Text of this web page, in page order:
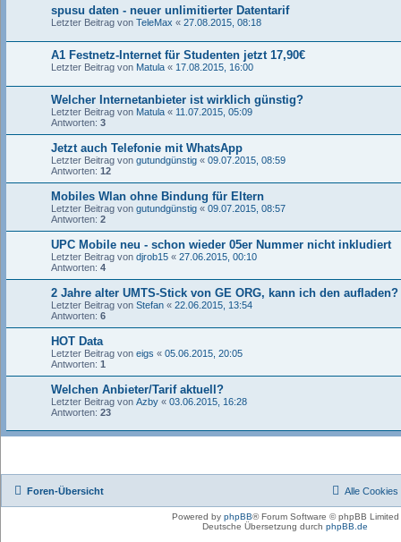
spusu daten - neuer unlimitierter Datentarif
Letzter Beitrag von TeleMax « 27.08.2015, 08:18
A1 Festnetz-Internet für Studenten jetzt 17,90€
Letzter Beitrag von Matula « 17.08.2015, 16:00
Welcher Internetanbieter ist wirklich günstig?
Letzter Beitrag von Matula « 11.07.2015, 05:09
Antworten: 3
Jetzt auch Telefonie mit WhatsApp
Letzter Beitrag von gutundgünstig « 09.07.2015, 08:59
Antworten: 12
Mobiles Wlan ohne Bindung für Eltern
Letzter Beitrag von gutundgünstig « 09.07.2015, 08:57
Antworten: 2
UPC Mobile neu - schon wieder 05er Nummer nicht inkludiert
Letzter Beitrag von djrob15 « 27.06.2015, 00:10
Antworten: 4
2 Jahre alter UMTS-Stick von GE ORG, kann ich den aufladen?
Letzter Beitrag von Stefan « 22.06.2015, 13:54
Antworten: 6
HOT Data
Letzter Beitrag von eigs « 05.06.2015, 20:05
Antworten: 1
Welchen Anbieter/Tarif aktuell?
Letzter Beitrag von Azby « 03.06.2015, 16:28
Antworten: 23
Foren-Übersicht Alle Cookies
Powered by phpBB® Forum Software © phpBB Limited
Deutsche Übersetzung durch phpBB.de